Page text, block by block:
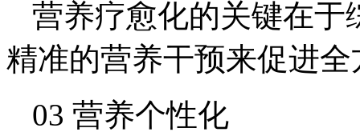
营养疗愈化的关键在于
精准的营养干预来促进
03 营养个性化